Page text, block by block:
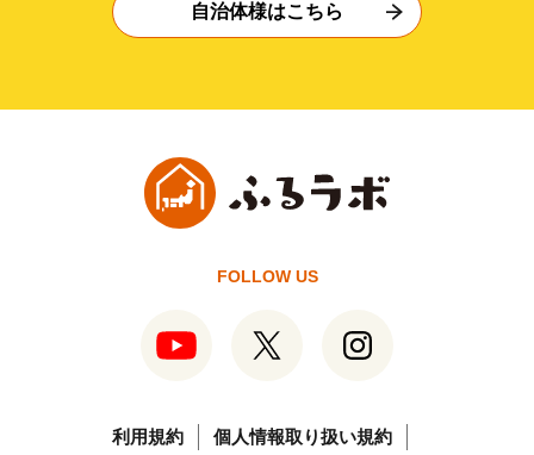
自治体様はこちら
FOLLOW US
利用規約 個人情報取り扱い規約